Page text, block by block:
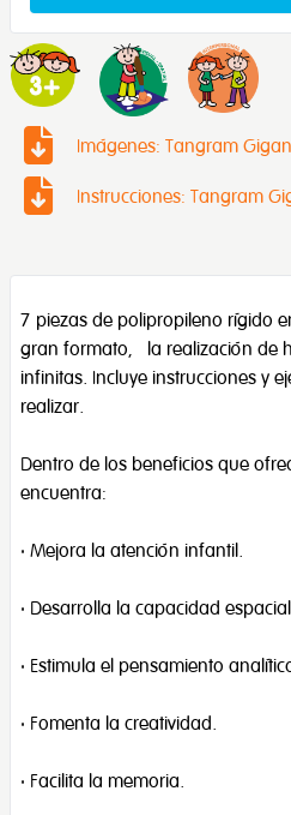
Imágenes: Tangram
Instrucciones: Tangram
7 piezas de polipropileno rígido
gran formato, la realización de
infinitas. Incluye instrucciones y
realizar.
Dentro de los beneficios que
encuentra:
· Mejora la atención infantil.
· Desarrolla la capacidad espacial.
· Estimula el pensamiento
· Fomenta la creatividad.
· Facilita la memoria.